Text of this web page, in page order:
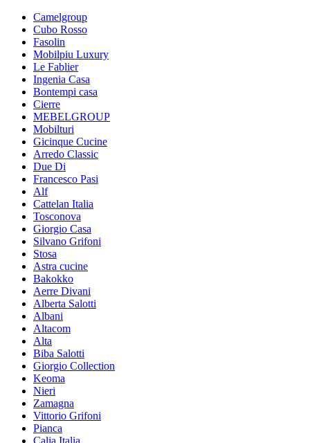
Camelgroup
Cubo Rosso
Fasolin
Mobilpiu Luxury
Le Fablier
Ingenia Casa
Bontempi casa
Cierre
MEBELGROUP
Mobilturi
Gicinque Cucine
Arredo Classic
Due Di
Francesco Pasi
Alf
Cattelan Italia
Tosconova
Giorgio Casa
Silvano Grifoni
Stosa
Astra cucine
Bakokko
Aerre Divani
Alberta Salotti
Albani
Altacom
Alta
Biba Salotti
Giorgio Collection
Keoma
Nieri
Zamagna
Vittorio Grifoni
Pianca
Calia Italia